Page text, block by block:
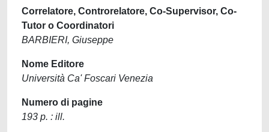
Correlatore, Controrelatore, Co-Supervisor, Co-
Tutor o Coordinatori
BARBIERI, Giuseppe
Nome Editore
Università Ca' Foscari Venezia
Numero di pagine
193 p. : ill.